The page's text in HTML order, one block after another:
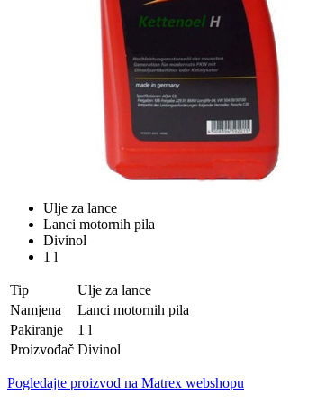
Ulje za lance
Lanci motornih pila
Divinol
1 l
Tip
Ulje za lance
Namjena
Lanci motornih pila
Pakiranje
1 l
Proizvođač Divinol
Pogledajte proizvod na Matrex webshopu